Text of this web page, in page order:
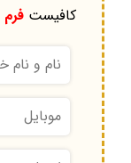
کافیستفرم